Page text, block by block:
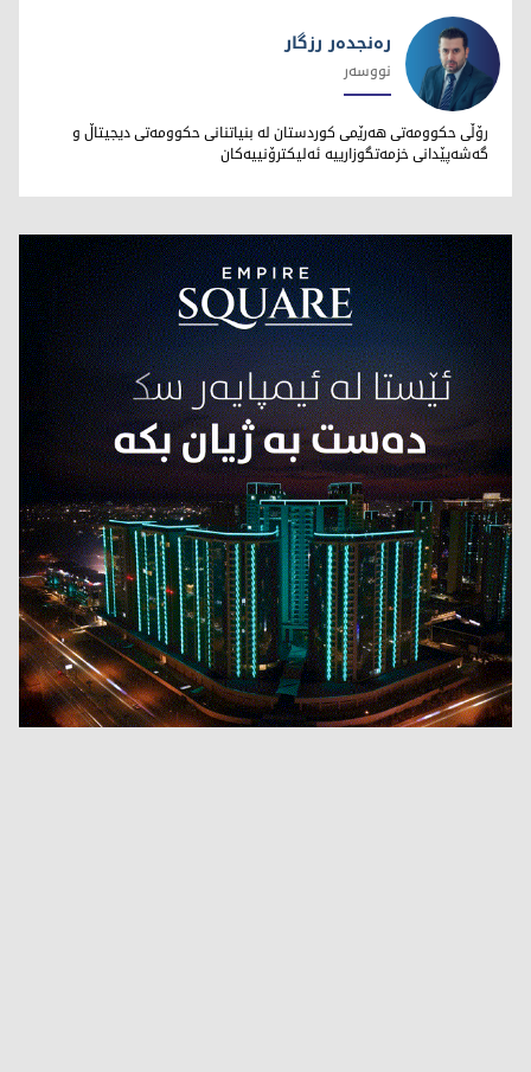
رەنجدەر رزگار
رەنجدەر رزگار
نووسەر
رۆڵی حکوومەتی هەرێمی کوردستان لە بنیاتنانی حکوومەتی دیجیتاڵ و
گەشەپێدانی خزمەتگوزارییە ئەلیکترۆنییەکان